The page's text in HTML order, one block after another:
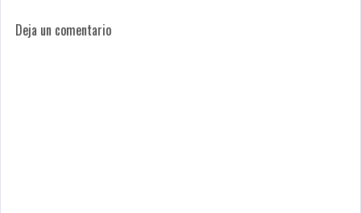
Deja un comentario